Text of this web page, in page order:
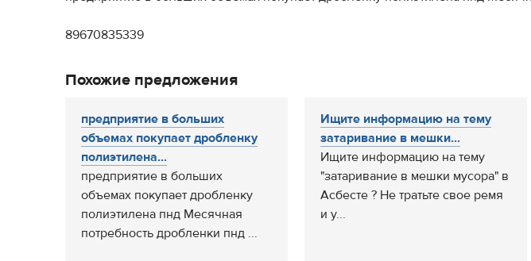
89670835339
Похожие предложения
предприятие в больших
объемах покупает дробленку
полиэтилена...
предприятие в больших
объемах покупает дробленку
полиэтилена пнд Месячная
потребность дробленки пнд ...
Ищите информацию на тему
затаривание в мешки...
Ищите информацию на тему
"затаривание в мешки мусора" в
Асбесте ? Не тратьте свое ремя
и у...